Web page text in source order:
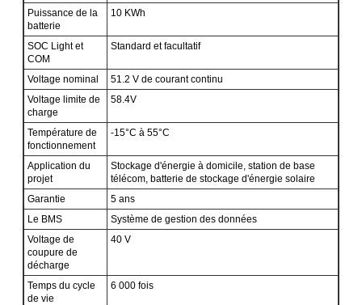
Puissance de la
batterie
10 KWh
SOC Light et
COM
Standard et facultatif
Voltage nominal
51.2 V de courant continu
Voltage limite de
charge
58.4V
Température de
fonctionnement
-15°C à 55°C
Application du
projet
Stockage d'énergie à domicile, station de base
télécom, batterie de stockage d'énergie solaire
Garantie
5 ans
Le BMS
Système de gestion des données
Voltage de
coupure de
décharge
40 V
Temps du cycle
de vie
6 000 fois